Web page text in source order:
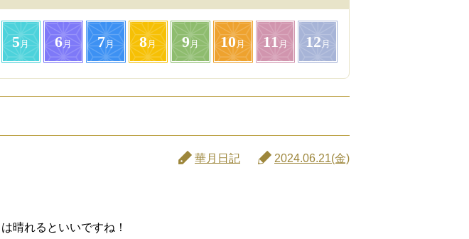
5月 6月 7月 8月 9月 10月 11 月 12 月
華月日記 2024.06.21(金)
晴れるといいですね！